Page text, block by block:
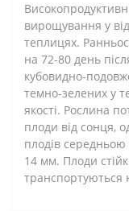
вирощування у
теплицях.
на 72-80 день
кубовидно-
темно-зелених у
якості. Рослина
плоди від сонця,
плодів
14 мм. Плоди
транспортуються